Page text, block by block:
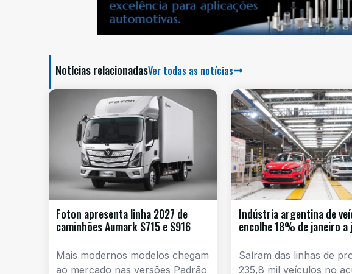
Notícias relacionadasVer todas as notícias
Foton apresenta linha 2027 de
caminhões Aumark S715 e S916
Mais modernos modelos chegam
ao mercado nas versões Padrão
Indústria argentina de
encolhe 18% de janeiro a
Saíram das linhas de
235,8 mil veículos no